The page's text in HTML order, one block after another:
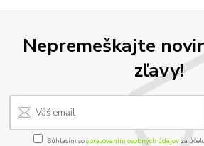
Nepremeškajte
zľavy!
Súhlasím sospracovaním osobných údajov za